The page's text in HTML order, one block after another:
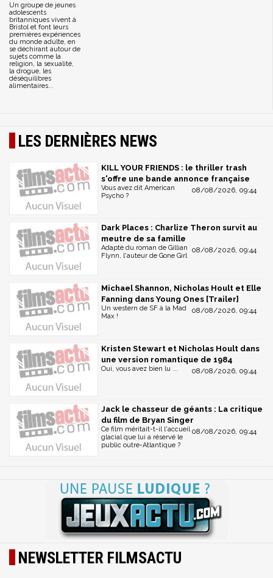
Un groupe de jeunes
adolescents
britanniques vivent à
Bristol et font leurs
premières expériences
du monde adulte, en
se déchirant autour de
sujets comme la
religion, la sexualité,
la drogue, les
déséquilibres
alimentaires...
LES DERNIÈRES NEWS
KILL YOUR FRIENDS : le thriller trash
s'offre une bande annonce française
08/08/2026, 09:44
Vous avez dit American
Psycho ?
Dark Places : Charlize Theron survit au
meutre de sa famille
08/08/2026, 09:44
Adapté du roman de Gillian
Flynn, l'auteur de Gone Girl
Michael Shannon, Nicholas Hoult et Elle
Fanning dans Young Ones [Trailer]
08/08/2026, 09:44
Un western de SF à la Mad
Max !
Kristen Stewart et Nicholas Hoult dans
une version romantique de 1984
08/08/2026, 09:44
Oui, vous avez bien lu ...
Jack le chasseur de géants : La critique
du film de Bryan Singer
08/08/2026, 09:44
Ce film méritait-t-il l'accueil
glacial que lui a réservé le
public outre-Atlantique ?
NEWSLETTER FILMSACTU